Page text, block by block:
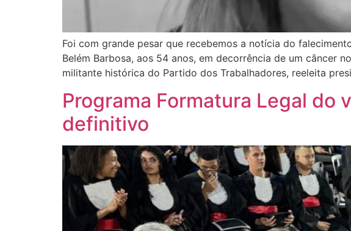
Foi com grande pesar que recebemos a notícia do
Belém Barbosa, aos 54 anos, em decorrência de um câncer
militante histórica do Partido dos Trabalhadores, reeleita
Programa Formatura Legal do
definitivo